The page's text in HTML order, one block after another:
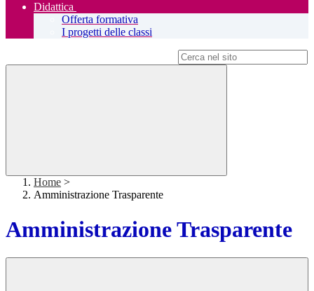
Didattica
Offerta formativa
I progetti delle classi
Home >
Amministrazione Trasparente
Amministrazione Trasparente